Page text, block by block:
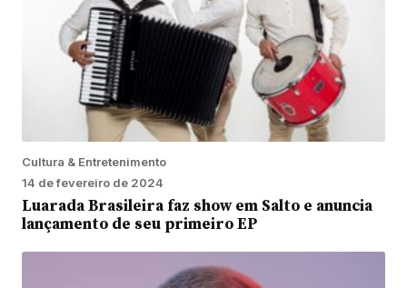
Cultura & Entretenimento
14 de fevereiro de 2024
Luarada Brasileira faz show em Salto e anuncia
lançamento de seu primeiro EP